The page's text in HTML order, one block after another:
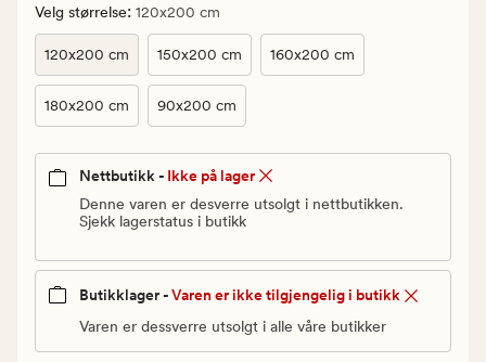
kr
Velg størrelse: 120x200 cm
120x200 cm 150x200 cm 160x200 cm
180x200 cm 90x200 cm
Nettbutikk - Ikke på lager
Denne varen er desverre utsolgt i nettbutikken.
Sjekk lagerstatus i butikk
Butikklager -Varen er ikke tilgjengelig i butikk
Varen er dessverre utsolgt i alle våre butikker